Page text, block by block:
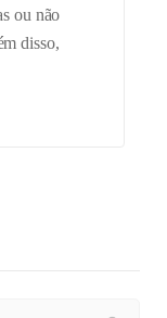
ou não
disso,